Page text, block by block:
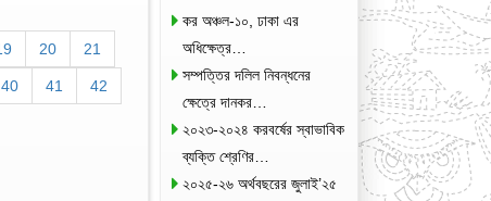
20 21
40 41 42
কর অঞ্চল-১০, ঢাকা এর
অধিক্ষেত্র…
সম্পত্তির দলিল নিবন্ধনের
ক্ষেত্রে দানকর…
২০২৩-২০২৪ করবর্ষের স্বাভাবিক
ব্যক্তি শ্রেণির…
২০২৫-২৬ অর্থবছরের জুলাই’২৫